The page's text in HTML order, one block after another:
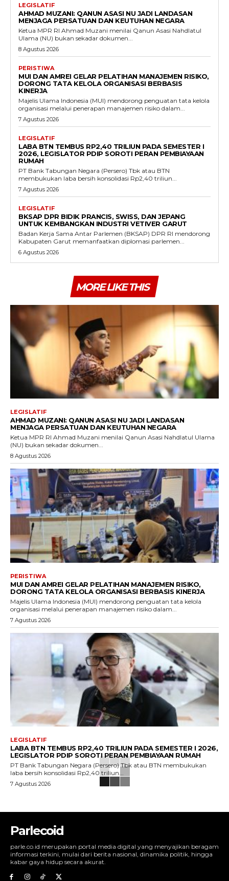
LEGISLATIF
AHMAD MUZANI: QANUN ASASI NU JADI LANDASAN
MENJAGA PERSATUAN DAN KEUTUHAN NEGARA
Ketua MPR RI Ahmad Muzani menilai Qanun Asasi Nahdlatul
Ulama (NU) bukan sekadar dokumen...
8 Agustus 2026
PERISTIWA
MUI DAN AMREI GELAR PELATIHAN MANAJEMEN RISIKO,
DORONG TATA KELOLA ORGANISASI BERBASIS
KINERJA
Majelis Ulama Indonesia (MUI) mendorong penguatan tata kelola
organisasi melalui penerapan manajemen risiko dalam...
7 Agustus 2026
LEGISLATIF
LABA BTN TEMBUS RP2,40 TRILIUN PADA SEMESTER I
2026, LEGISLATOR PDIP SOROTI PERAN PEMBIAYAAN
RUMAH
PT Bank Tabungan Negara (Persero) Tbk atau BTN
membukukan laba bersih konsolidasi Rp2,40 triliun...
7 Agustus 2026
LEGISLATIF
BKSAP DPR BIDIK PRANCIS, SWISS, DAN JEPANG
UNTUK KEMBANGKAN INDUSTRI VETIVER GARUT
Badan Kerja Sama Antar Parlemen (BKSAP) DPR RI mendorong
Kabupaten Garut memanfaatkan diplomasi parlemen...
6 Agustus 2026
MORE LIKE THIS
LEGISLATIF
AHMAD MUZANI: QANUN ASASI NU JADI LANDASAN
MENJAGA PERSATUAN DAN KEUTUHAN NEGARA
Ketua MPR RI Ahmad Muzani menilai Qanun Asasi Nahdlatul Ulama
(NU) bukan sekadar dokumen...
8 Agustus 2026
PERISTIWA
MUI DAN AMREI GELAR PELATIHAN MANAJEMEN RISIKO,
DORONG TATA KELOLA ORGANISASI BERBASIS KINERJA
Majelis Ulama Indonesia (MUI) mendorong penguatan tata kelola
organisasi melalui penerapan manajemen risiko dalam...
7 Agustus 2026
LEGISLATIF
LABA BTN TEMBUS RP2,40 TRILIUN PADA SEMESTER I 2026,
LEGISLATOR PDIP SOROTI PERAN PEMBIAYAAN RUMAH
PT Bank Tabungan Negara (Persero) Tbk atau BTN membukukan
laba bersih konsolidasi Rp2,40 triliun...
7 Agustus 2026
Parlecoid
parle.co.id merupakan portal media digital yang menyajikan beragam
informasi terkini, mulai dari berita nasional, dinamika politik, hingga
kabar gaya hidup secara akurat.